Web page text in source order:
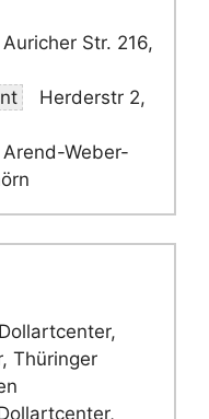
Auricher Str. 216,
Herderstr 2,
Arend-Weber-
Dollartcenter,
Thüringer